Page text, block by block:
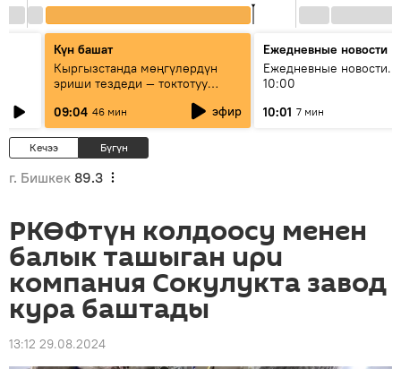
Күн башат
Кыргызстанда мөңгүлөрдүн
эриши тездеди — токтотуу
09:04 46 мин эфир
Ежедневные новости
Ежедневные новости.
10:00
10:01 7 мин
Кечээ Бүгүн
г. Бишкек 89.3
РКӨФтүн колдоосу менен
балык ташыган ири
компания Сокулукта завод
кура баштады
13:12 29.08.2024